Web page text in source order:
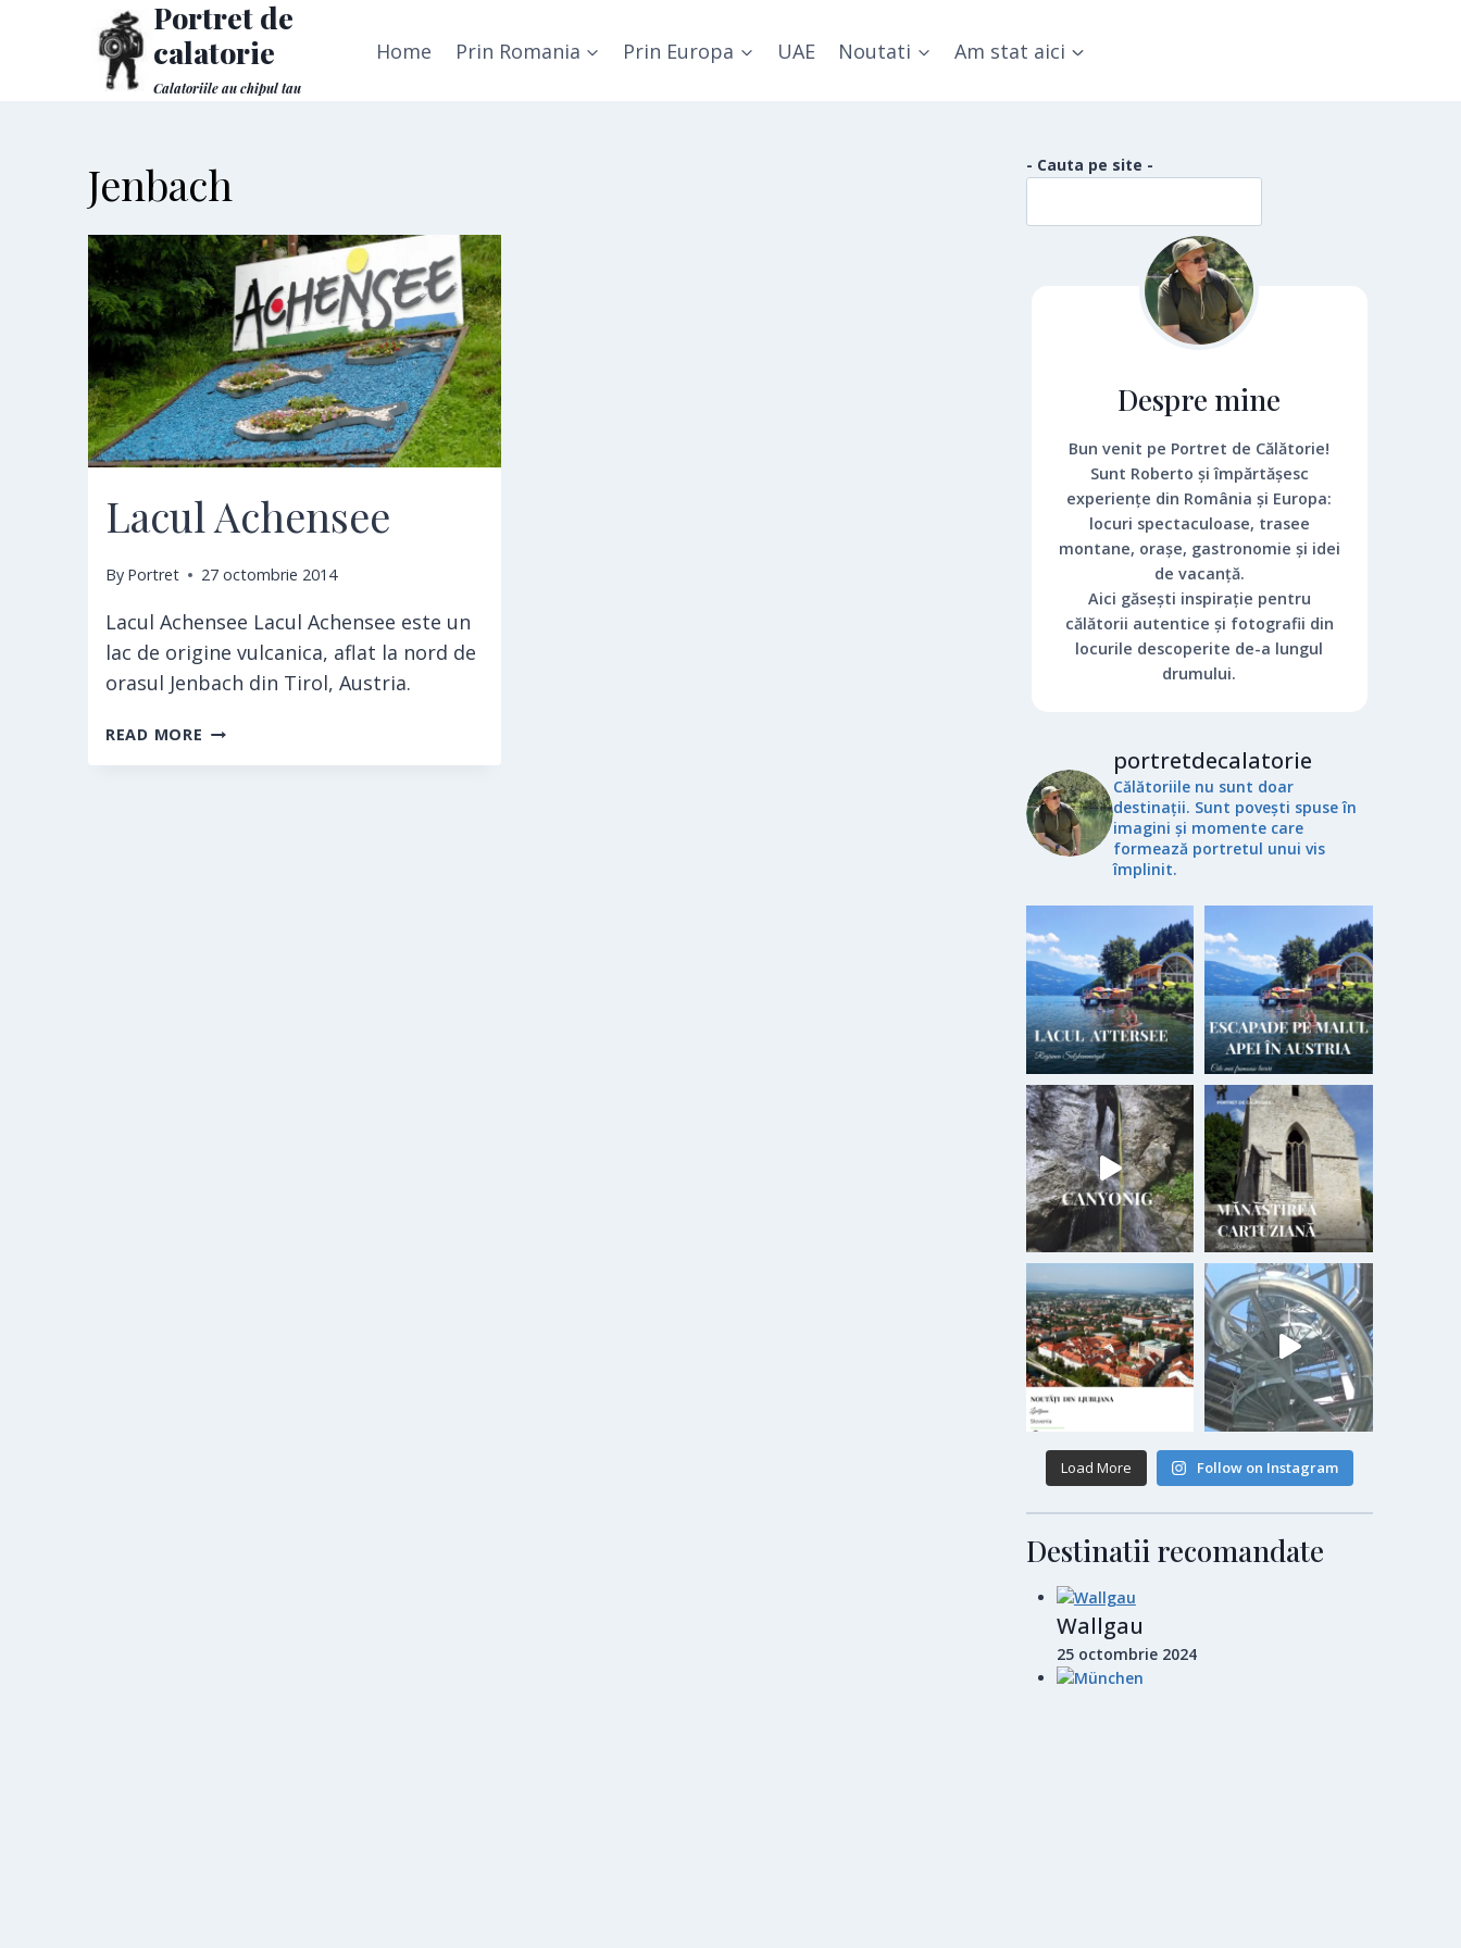
Portret de
calatorie
Calatoriile au chipul tau
Home Prin Romania Prin Europa UAE Noutati Am stat aici
Jenbach
Lacul Achensee
By Portret 27 octombrie 2014
Lacul Achensee Lacul Achensee este un
lac de origine vulcanica, aflat la nord de
orasul Jenbach din Tirol, Austria.
READ MORE LACUL
- Cauta pe site -
Despre mine
Bun venit pe Portret de Călătorie!
Sunt Roberto și împărtășesc
experiențe din România și Europa:
locuri spectaculoase, trasee
montane, orașe, gastronomie și idei
de vacanță.
Aici găsești inspirație pentru
călătorii autentice și fotografii din
locurile descoperite de-a lungul
drumului.
portretdecalatorie
Călătoriile nu sunt doar
destinații. Sunt povești spuse în
imagini și momente care
formează portretul unui vis
împlinit.
Load More Follow on Instagram
Destinatii recomandate
Wallgau
25 octombrie 2024